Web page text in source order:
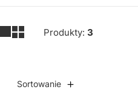
Produkty: 3
Sortowanie